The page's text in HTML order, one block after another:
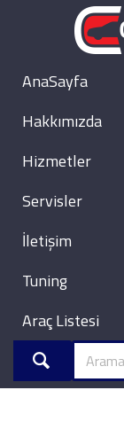
AnaSayfa
Hakkımızda
Hizmetler
Servisler
İletişim
Tuning
Araç Listesi